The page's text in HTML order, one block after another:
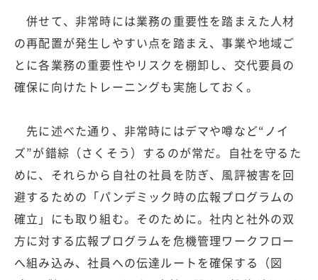
併せて、非常時には業務の重要性を踏まえた人材
の再配置が発生しやすい点を踏まえ、事業や地域ご
とに各業務の重要性やリスクを棚卸し、交代要員の
確保に向けたトレーニングも実施しておく。
先に述べた通り、非常時にはデマや噂など“ノイ
ズ”が錯綜（さくそう）するのが常だ。自社を守るた
めに、それらから自社の社員を防ぎ、風評被害を回
避するための「パンデミック時の広報プログラムの
確立」にも取り組む。そのために。社内と社外の双
方に対する広報プログラムを危機管理ワークフロー
へ組み込み、社員への伝達ルートを確保する（図